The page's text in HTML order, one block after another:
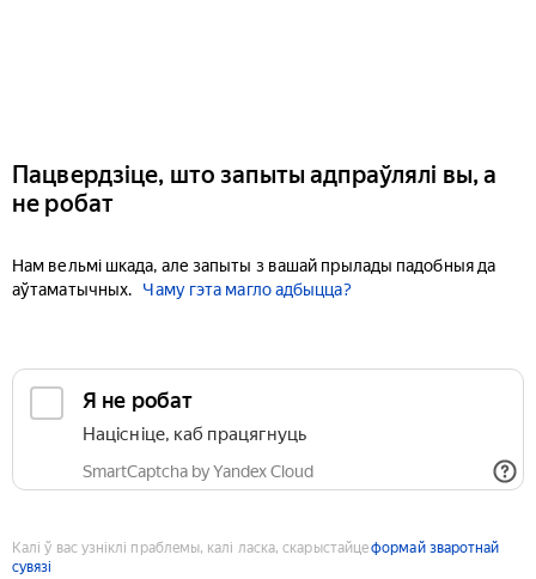
Пацвердзіце, што запыты адпраўлялі вы, а
не робат
Нам вельмі шкада, але запыты з вашай прылады падобныя да
аўтаматычных.
Чаму гэта магло адбыцца?
Я не робат
Націсніце, каб працягнуць
SmartCaptcha by Yandex Cloud
Калі ў вас узніклі праблемы, калі ласка, скарыстайцеформай зваротнай
сувязі